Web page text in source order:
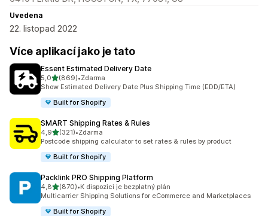
Uvedena
22. listopad 2022
Více aplikací jako je tato
Essent Estimated Delivery Date
5,0z 5 hvězd
(869)
Celkový počet recenzí: 869
•Zdarma
Show Estimated Delivery Date Plus Shipping Time (EDD/ETA)
Built for Shopify
SMART Shipping Rates & Rules
4,9z 5 hvězd
(321)
Celkový počet recenzí: 321
•Zdarma
Postcode shipping calculator to set rates & rules by product
Built for Shopify
Packlink PRO Shipping Platform
4,8z 5 hvězd
(870)
Celkový počet recenzí: 870
•K dispozici je bezplatný plán
Multicarrier Shipping Solutions for eCommerce and Marketplaces
Built for Shopify